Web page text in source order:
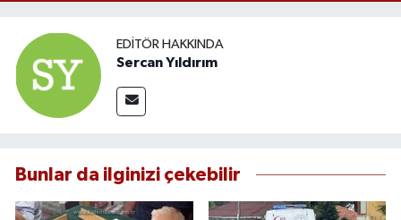
EDITÖR HAKKINDA
Sercan Yıldırım
Bunlar da ilginizi çekebilir